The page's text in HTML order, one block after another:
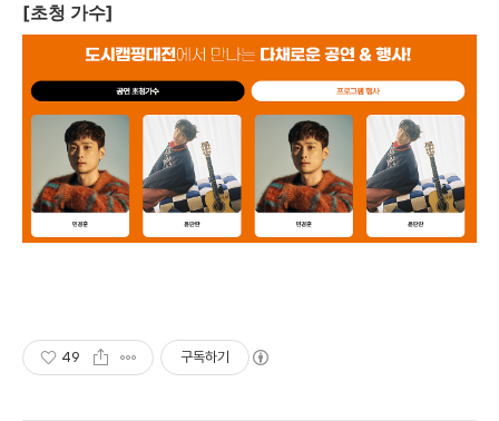
[초청 가수]
49 구독하기